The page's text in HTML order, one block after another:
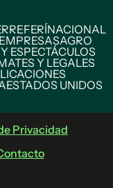
REFERÍNACIONAL
AGRO
ESPECTÁCULOS
Y LEGALES
ESTADOS UNIDOS
Privacidad